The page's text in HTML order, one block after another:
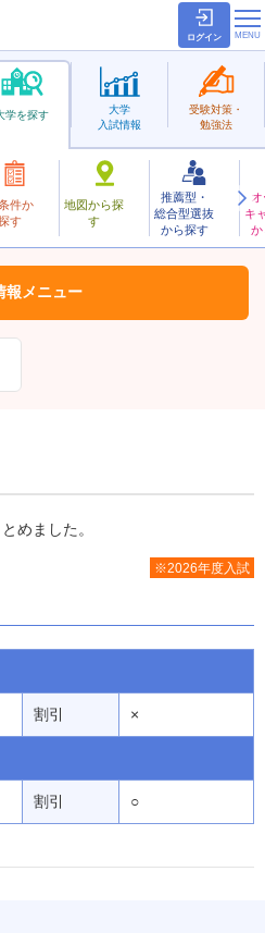
ログイン
学を探す
件か
す
地図から探
す
推薦型・
総合型選抜
から探す
キ
か
大学
入試情報
受験対策・
勉強法
お気に入り
報 メニュー
めました。
※2026年度入試
割引 ×
割引 ○